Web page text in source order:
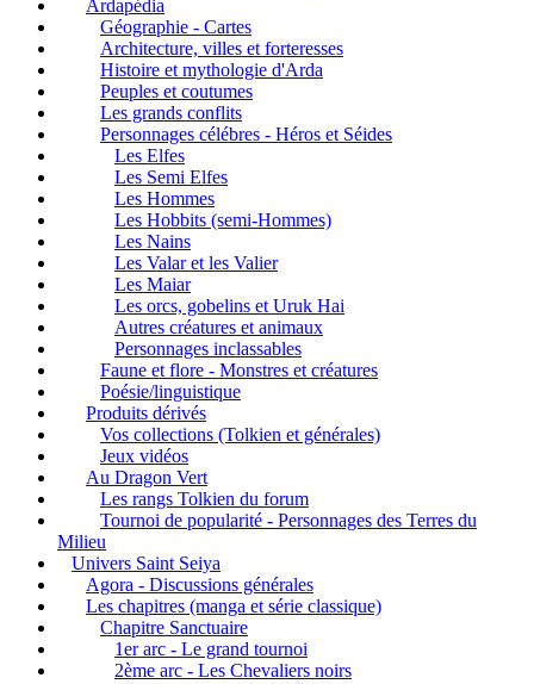
Ardapédia
Géographie - Cartes
Architecture, villes et forteresses
Histoire et mythologie d'Arda
Peuples et coutumes
Les grands conflits
Personnages célébres - Héros et Séides
Les Elfes
Les Semi Elfes
Les Hommes
Les Hobbits (semi-Hommes)
Les Nains
Les Valar et les Valier
Les Maiar
Les orcs, gobelins et Uruk Hai
Autres créatures et animaux
Personnages inclassables
Faune et flore - Monstres et créatures
Poésie/linguistique
Produits dérivés
Vos collections (Tolkien et générales)
Jeux vidéos
Au Dragon Vert
Les rangs Tolkien du forum
Tournoi de popularité - Personnages des Terres du
Milieu
Univers Saint Seiya
Agora - Discussions générales
Les chapitres (manga et série classique)
Chapitre Sanctuaire
1er arc - Le grand tournoi
2ème arc - Les Chevaliers noirs